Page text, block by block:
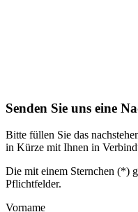
Senden Sie uns eine
Bitte füllen Sie das
in Kürze mit Ihnen in
Die mit einem Sternchen (*)
Pflichtfelder.
Vorname